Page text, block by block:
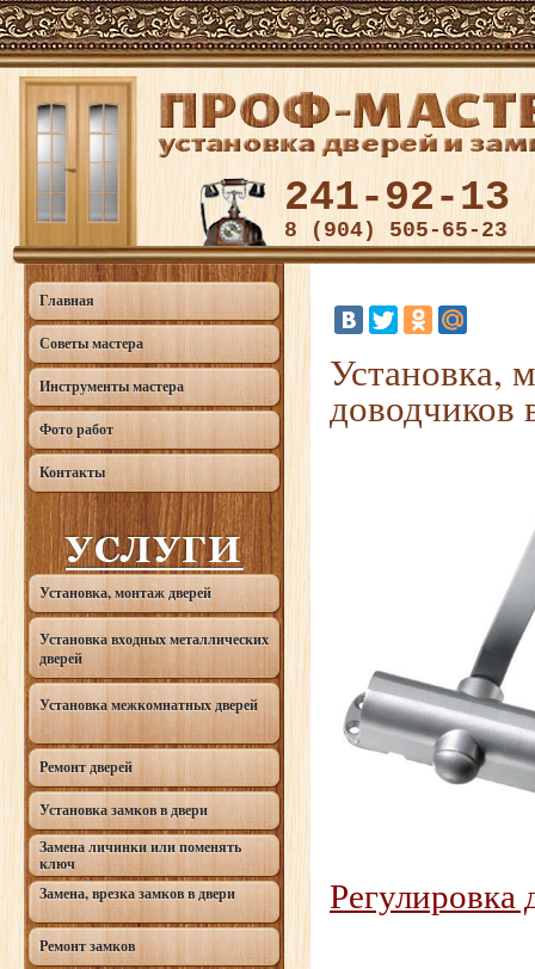
241-92-13
8 (904) 505-65-23
Главная
Советы мастера
Инструменты мастера
Фото работ
Контакты
Установка, монтаж дверей
Установка входных металлических
дверей
Установка межкомнатных дверей
Ремонт дверей
Установка замков в двери
Замена личинки или поменять
ключ
Замена, врезка замков в двери
Ремонт замков
Установка,
доводчиков
Регулировка